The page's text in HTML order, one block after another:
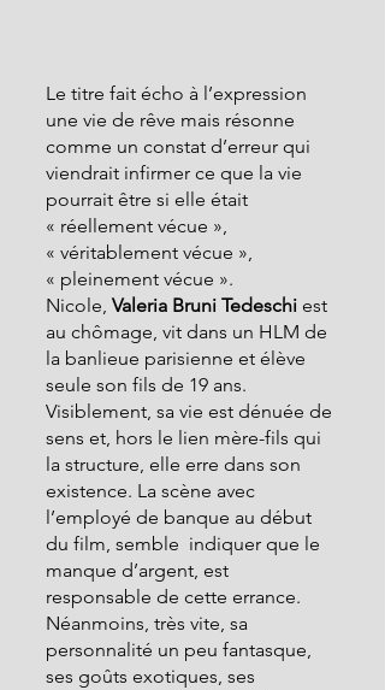
Le titre fait écho à l’expression
une vie de rêve mais résonne
comme un constat d’erreur qui
viendrait infirmer ce que la vie
pourrait être si elle était
« réellement vécue »,
« véritablement vécue »,
« pleinement vécue ».
Nicole, Valeria Bruni Tedeschi est
au chômage, vit dans un HLM de
la banlieue parisienne et élève
seule son fils de 19 ans.
Visiblement, sa vie est dénuée de
sens et, hors le lien mère-fils qui
la structure, elle erre dans son
existence. La scène avec
l’employé de banque au début
du film, semble  indiquer que le
manque d’argent, est
responsable de cette errance.
Néanmoins, très vite, sa
personnalité un peu fantasque,
ses goûts exotiques, ses